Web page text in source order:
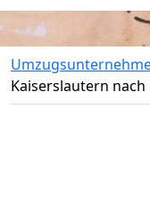
Kaiserslautern nach